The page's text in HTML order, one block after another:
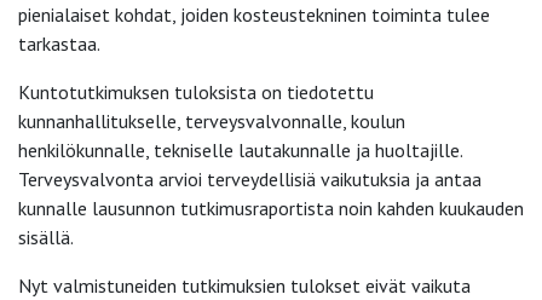
pienialaiset kohdat, joiden kosteustekninen toiminta tulee
tarkastaa.
Kuntotutkimuksen tuloksista on tiedotettu
kunnanhallitukselle, terveysvalvonnalle, koulun
henkilökunnalle, tekniselle lautakunnalle ja huoltajille.
Terveysvalvonta arvioi terveydellisiä vaikutuksia ja antaa
kunnalle lausunnon tutkimusraportista noin kahden kuukauden
sisällä.
Nyt valmistuneiden tutkimuksien tulokset eivät vaikuta